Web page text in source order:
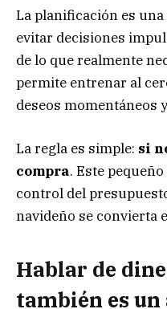
La planificación es
evitar decisiones
de lo que realmente
permite entrenar al
deseos momentáneos
La regla es simple: si
compra. Este
control del
navideño se convierta
Hablar de
también es un